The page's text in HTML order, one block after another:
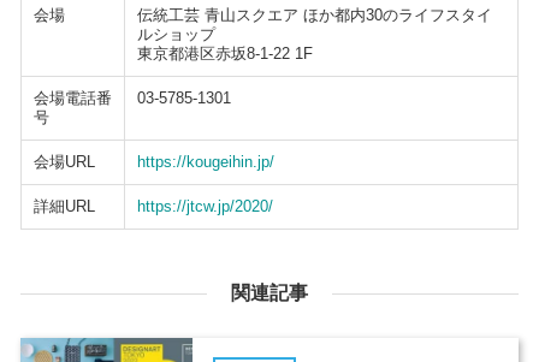
会場
伝統工芸 青山スクエア ほか都内30のライフスタイ
ルショップ
東京都港区赤坂8-1-22 1F
会場電話番
号
03-5785-1301
会場URL https://kougeihin.jp/
詳細URL https://jtcw.jp/2020/
関連記事